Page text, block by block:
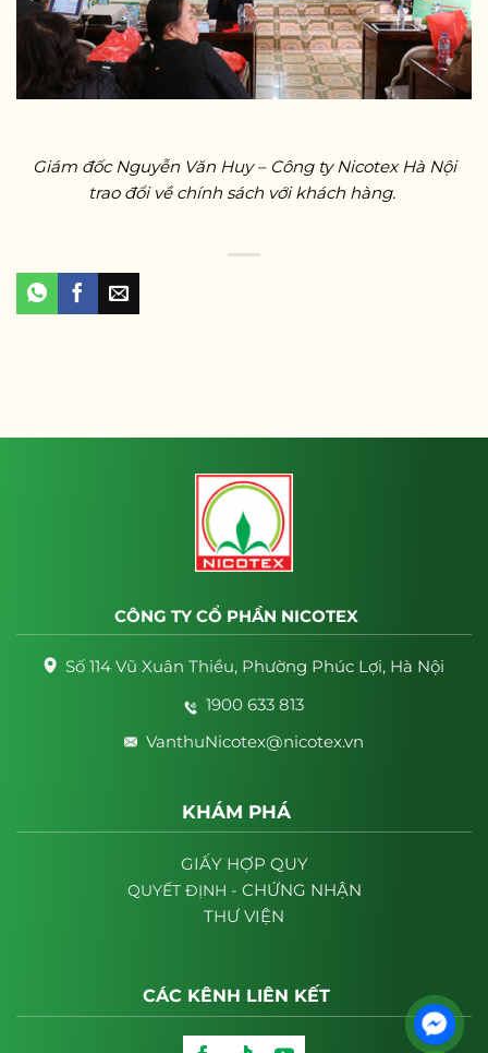
Giám đốc Nguyễn Văn Huy – Công ty Nicotex Hà Nội
trao đổi về chính sách với khách hàng.
CÔNG TY CỔ PHẦN NICOTEX
Số 114 Vũ Xuân Thiều, Phường Phúc Lợi, Hà Nội
1900 633 813
VanthuNicotex@nicotex.vn
KHÁM PHÁ
GIẤY HỢP QUY
QUYẾT ĐỊNH - CHỨNG NHẬN
THƯ VIỆN
CÁC KÊNH LIÊN KẾT